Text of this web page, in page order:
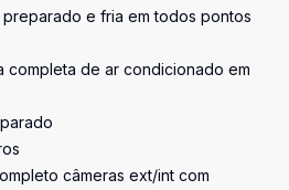
e fria em todos pontos
completa de ar condicionado em
câmeras ext/int com